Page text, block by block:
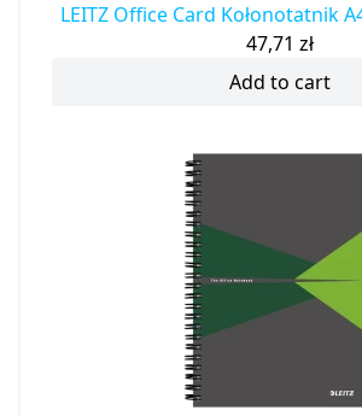
LEITZ Office Card Kołonotatnik
47,71 zł
Add to cart